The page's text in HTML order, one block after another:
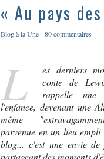
« Au pays
Blog à la Une 80 commentaires
L
es derniers
conte de
rappelle une
l'enfance, devenant une
même
parvenue en un lieu
blog... c'est une envie
partageant des moments